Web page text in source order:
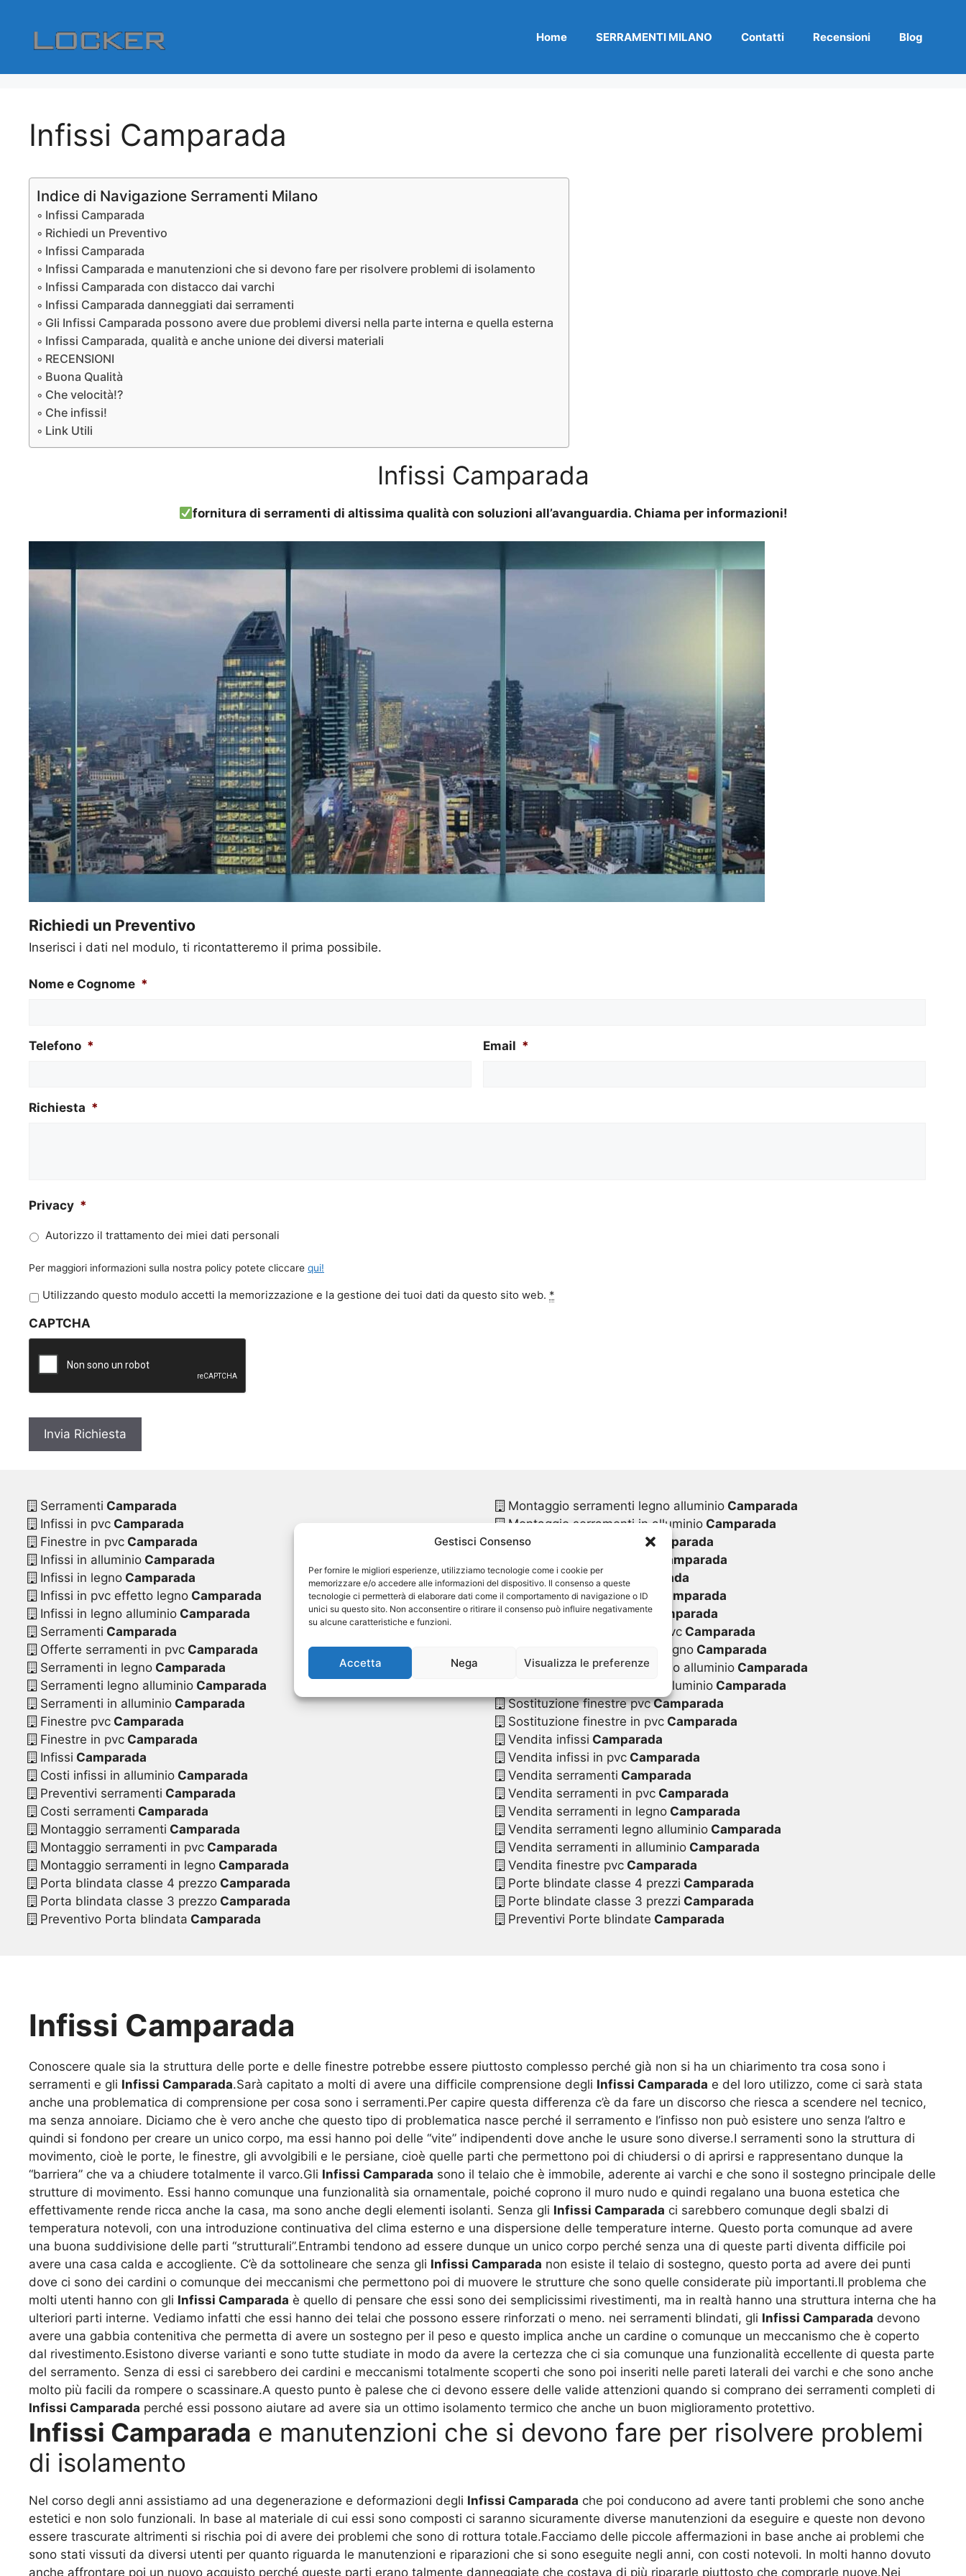
Gestisci Consenso
Per fornire le migliori esperienze, utilizziamo tecnologie come i cookie per
memorizzare e/o accedere alle informazioni del dispositivo. Il consenso a queste
tecnologie ci permetterà di elaborare dati come il comportamento di navigazione o ID
unici su questo sito. Non acconsentire o ritirare il consenso può influire negativamente
su alcune caratteristiche e funzioni.
Accetta Nega Visualizza le preferenze
contenuto
Home SERRAMENTI MILANO Contatti Recensioni Blog
Infissi Camparada
Indice di Navigazione Serramenti Milano
Infissi Camparada
Richiedi un Preventivo
Infissi Camparada
Infissi Camparada e manutenzioni che si devono fare per risolvere problemi di isolamento
Infissi Camparada con distacco dai varchi
Infissi Camparada danneggiati dai serramenti
Gli Infissi Camparada possono avere due problemi diversi nella parte interna e quella esterna
Infissi Camparada, qualità e anche unione dei diversi materiali
RECENSIONI
Buona Qualità
Che velocità!?
Che infissi!
Link Utili
Infissi Camparada
fornitura di serramenti di altissima qualità con soluzioni all’avanguardia. Chiama per informazioni!
Richiedi un Preventivo
Inserisci i dati nel modulo, ti ricontatteremo il prima possibile.
Nome e Cognome *
Telefono * Email *
Richiesta *
Privacy *
Autorizzo il trattamento dei miei dati personali
Per maggiori informazioni sulla nostra policy potete cliccare qui!
P
i
v
y
Utilizzando questo modulo accetti la memorizzazione e la gestione dei tuoi dati da questo sito web. *
CAPTCHA
Serramenti Camparada
Infissi in pvcCamparada
Finestre in pvcCamparada
Infissi in alluminioCamparada
Infissi in legnoCamparada
Infissi in pvc effetto legnoCamparada
Infissi in legno alluminioCamparada
Serramenti Camparada
Offerte serramenti in pvcCamparada
Serramenti in legnoCamparada
Serramenti legno alluminioCamparada
Serramenti in alluminioCamparada
Finestre pvcCamparada
Finestre in pvcCamparada
Infissi Camparada
Costi infissi in alluminioCamparada
Preventivi serramenti Camparada
Costi serramenti Camparada
Montaggio serramenti Camparada
Montaggio serramenti in pvcCamparada
Montaggio serramenti in legnoCamparada
Porta blindata classe 4 prezzoCamparada
Porta blindata classe 3 prezzoCamparada
Preventivo Porta blindata Camparada
Montaggio serramenti legno alluminio Camparada
Montaggio serramenti in alluminio Camparada
Montaggio finestre pvc
Camparada
Camparada
Sostituzione infissiCamparada
Sostituzione infissi in pvc
Camparada
Sostituzione serramentiCamparada
Sostituzione serramenti in pvc Camparada
Sostituzione serramenti in legno Camparada
Sostituzione serramenti legno alluminio Camparada
Sostituzione serramenti in alluminio Camparada
Sostituzione finestre pvcCamparada
Sostituzione finestre in pvc Camparada
Vendita infissi Camparada
Vendita infissi in pvc Camparada
Vendita serramenti Camparada
Vendita serramenti in pvc Camparada
Vendita serramenti in legno Camparada
Vendita serramenti legno alluminio Camparada
Vendita serramenti in alluminio Camparada
Vendita finestre pvc Camparada
Porte blindate classe 4 prezzi Camparada
Porte blindate classe 3 prezzi Camparada
Preventivi Porte blindate Camparada
Infissi Camparada
Conoscere quale sia la struttura delle porte e delle finestre potrebbe essere piuttosto complesso perché già non si ha un chiarimento tra cosa sono i
serramenti e gli Infissi Camparada.Sarà capitato a molti di avere una difficile comprensione degli Infissi Camparada e del loro utilizzo, come ci sarà stata
anche una problematica di comprensione per cosa sono i serramenti.Per capire questa differenza c’è da fare un discorso che riesca a scendere nel tecnico,
ma senza annoiare. Diciamo che è vero anche che questo tipo di problematica nasce perché il serramento e l’infisso non può esistere uno senza l’altro e
quindi si fondono per creare un unico corpo, ma essi hanno poi delle “vite” indipendenti dove anche le usure sono diverse.I serramenti sono la struttura di
movimento, cioè le porte, le finestre, gli avvolgibili e le persiane, cioè quelle parti che permettono poi di chiudersi o di aprirsi e rappresentano dunque la
“barriera” che va a chiudere totalmente il varco.Gli Infissi Camparada sono il telaio che è immobile, aderente ai varchi e che sono il sostegno principale delle
strutture di movimento. Essi hanno comunque una funzionalità sia ornamentale, poiché coprono il muro nudo e quindi regalano una buona estetica che
effettivamente rende ricca anche la casa, ma sono anche degli elementi isolanti. Senza gli Infissi Camparada ci sarebbero comunque degli sbalzi di
temperatura notevoli, con una introduzione continuativa del clima esterno e una dispersione delle temperature interne. Questo porta comunque ad avere
una buona suddivisione delle parti “strutturali”.Entrambi tendono ad essere dunque un unico corpo perché senza una di queste parti diventa difficile poi
avere una casa calda e accogliente. C’è da sottolineare che senza gli Infissi Camparada non esiste il telaio di sostegno, questo porta ad avere dei punti
dove ci sono dei cardini o comunque dei meccanismi che permettono poi di muovere le strutture che sono quelle considerate più importanti.Il problema che
molti utenti hanno con gli Infissi Camparada è quello di pensare che essi sono dei semplicissimi rivestimenti, ma in realtà hanno una struttura interna che ha
ulteriori parti interne. Vediamo infatti che essi hanno dei telai che possono essere rinforzati o meno. nei serramenti blindati, gli Infissi Camparada devono
avere una gabbia contenitiva che permetta di avere un sostegno per il peso e questo implica anche un cardine o comunque un meccanismo che è coperto
dal rivestimento.Esistono diverse varianti e sono tutte studiate in modo da avere la certezza che ci sia comunque una funzionalità eccellente di questa parte
del serramento. Senza di essi ci sarebbero dei cardini e meccanismi totalmente scoperti che sono poi inseriti nelle pareti laterali dei varchi e che sono anche
molto più facili da rompere o scassinare.A questo punto è palese che ci devono essere delle valide attenzioni quando si comprano dei serramenti completi di
Infissi Camparada perché essi possono aiutare ad avere sia un ottimo isolamento termico che anche un buon miglioramento protettivo.
Infissi Camparada e manutenzioni che si devono fare per risolvere problemi
di isolamento
Nel corso degli anni assistiamo ad una degenerazione e deformazioni degli Infissi Camparada che poi conducono ad avere tanti problemi che sono anche
estetici e non solo funzionali. In base al materiale di cui essi sono composti ci saranno sicuramente diverse manutenzioni da eseguire e queste non devono
essere trascurate altrimenti si rischia poi di avere dei problemi che sono di rottura totale.Facciamo delle piccole affermazioni in base anche ai problemi che
sono stati vissuti da diversi utenti per quanto riguarda le manutenzioni e riparazioni che si sono eseguite negli anni, con costi notevoli. In molti hanno dovuto
anche affrontare poi un nuovo acquisto perché queste parti erano talmente danneggiate che costava di più ripararle piuttosto che comprarle nuove.Nei